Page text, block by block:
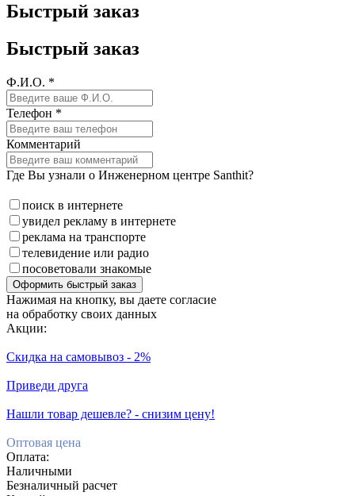
Быстрый заказ
Быстрый заказ
Ф.И.О. *
Телефон *
Комментарий
Где Вы узнали о Инженерном центре Santhit?
поиск в интернете
увидел рекламу в интернете
реклама на транспорте
телевидение или радио
посоветовали знакомые
Оформить быстрый заказ
Нажимая на кнопку, вы даете согласие
на обработку своих данных
Акции:
Скидка на самовывоз - 2%
Приведи друга
Нашли товар дешевле? - снизим цену!
Оптовая цена
Оплата:
Наличными
Безналичный расчет